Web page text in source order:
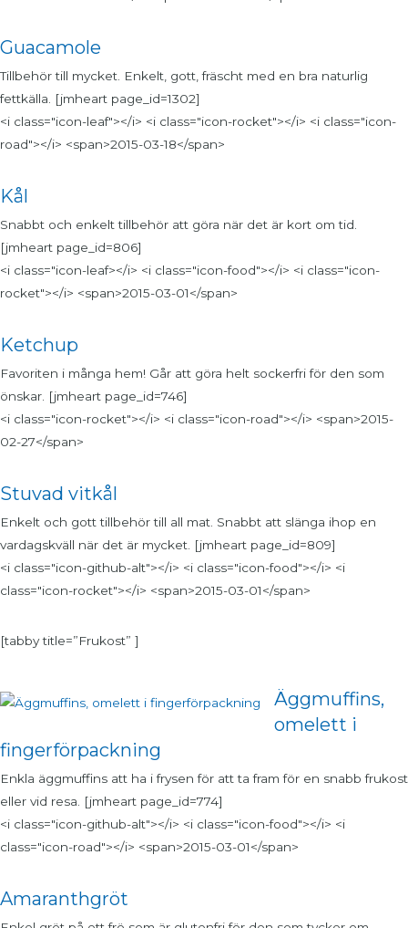
Guacamole
Tillbehör till mycket. Enkelt, gott, fräscht med en bra naturlig
fettkälla. [jmheart page_id=1302]
<i class="icon-leaf"></i> <i class="icon-rocket"></i> <i class="icon-
road"></i> <span>2015-03-18</span>
Kål
Snabbt och enkelt tillbehör att göra när det är kort om tid.
[jmheart page_id=806]
<i class="icon-leaf></i> <i class="icon-food"></i> <i class="icon-
rocket"></i> <span>2015-03-01</span>
Ketchup
Favoriten i många hem! Går att göra helt sockerfri för den som
önskar. [jmheart page_id=746]
<i class="icon-rocket"></i> <i class="icon-road"></i> <span>2015-
02-27</span>
Stuvad vitkål
Enkelt och gott tillbehör till all mat. Snabbt att slänga ihop en
vardagskväll när det är mycket. [jmheart page_id=809]
<i class="icon-github-alt"></i> <i class="icon-food"></i> <i
class="icon-rocket"></i> <span>2015-03-01</span>
[tabby title=”Frukost” ]
Äggmuffins,
omelett i
fingerförpackning
Enkla äggmuffins att ha i frysen för att ta fram för en snabb frukost
eller vid resa. [jmheart page_id=774]
<i class="icon-github-alt"></i> <i class="icon-food"></i> <i
class="icon-road"></i> <span>2015-03-01</span>
Amaranthgröt